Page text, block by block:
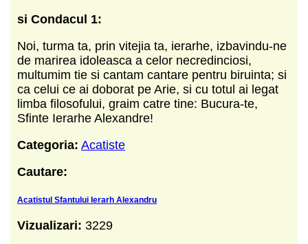
si Condacul 1:
Noi, turma ta, prin vitejia ta, ierarhe, izbavindu-ne
de marirea idoleasca a celor necredinciosi,
multumim tie si cantam cantare pentru biruinta; si
ca celui ce ai doborat pe Arie, si cu totul ai legat
limba filosofului, graim catre tine: Bucura-te,
Sfinte Ierarhe Alexandre!
Categoria: Acatiste
Cautare:
Acatistul Sfantului Ierarh Alexandru
Vizualizari: 3229